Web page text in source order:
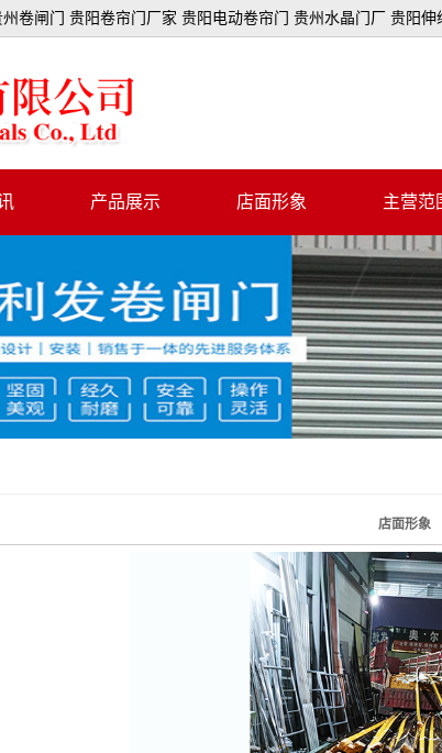
卷闸门 贵阳卷帘门厂家 贵阳电动卷帘门 贵州水晶门厂 贵阳伸
产品展示
冲孔门
全铝门
彩钢门
抗风门
铝卷门
店面形象 主营范
店面形象